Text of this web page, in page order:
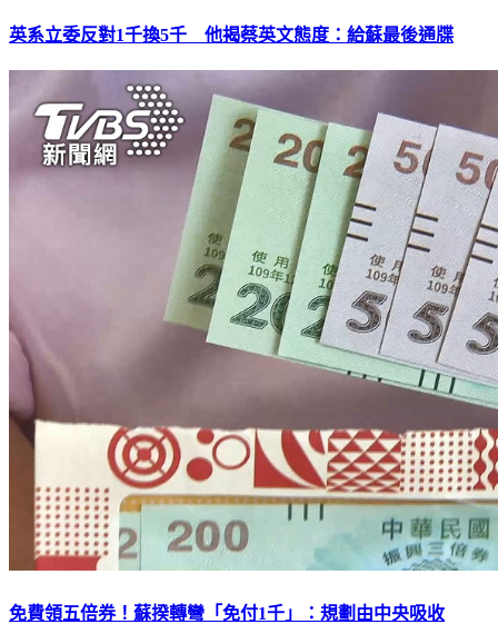
英系立委反對1千換5千 他揭蔡英文態度：給蘇最後通牒
免費領五倍券！蘇揆轉彎「免付1千」：規劃由中央吸收